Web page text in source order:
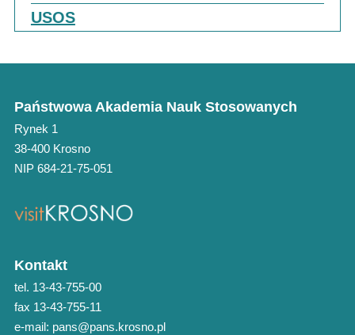
USOS
Państwowa Akademia Nauk Stosowanych
Rynek 1
38-400 Krosno
NIP 684-21-75-051
Kontakt
tel. 13-43-755-00
fax 13-43-755-11
e-mail: pans@pans.krosno.pl